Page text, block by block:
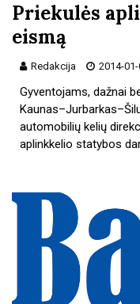
Priekulės
eismą
Redakcija 2014-
Gyventojams, dažnai
automobilių kelių
aplinkkelio statybos